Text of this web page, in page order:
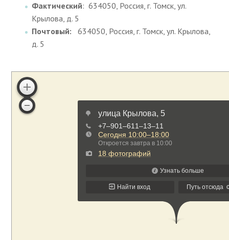
Фактический: 634050, Россия, г. Томск, ул.
Крылова, д. 5
Почтовый: 634050, Россия, г. Томск, ул. Крылова,
д. 5